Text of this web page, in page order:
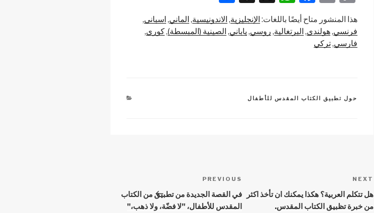
p
y
k
m
ail
c
e
o
k
h
at
p
a
p
ar
هذا المنشور متاح أيضًا باللغات: الإنجليزية الاندونيسية الماني اسبانى
فرنسي هولندى البرتغالية روسي ياباني الصينية (المبسطة) كورى
فارسي تركي
CATEGORIES
حول تطبيق الكتاب المقدس للأطفال
Post
navigation
Previous
Post
PREVIOUS
في القصة الجديدة من تطبيق من الكتاب
المقدس للأطفال، "لا فضّة، ولا ذهب،"
Next
Post
NEXT
هل تتكلم العربية؟ هكذا يمكنك ان تأخذ اكثر
من خبرة تظبيق الكتاب المقدس.